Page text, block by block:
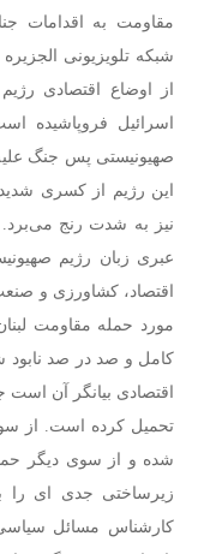
مقاومت به اقدامات
شبکه تلویزیونی
از اوضاع اقتصادی
اسرائیل فروپاشیده
صهیونیستی پس جنگ
این رژیم از کسری
نیز به شدت رنج
عبری زبان رژیم
اقتصاد، کشاورزی و
مورد حمله مقاومت
کامل و صد در صد
اقتصادی بیانگر آن است
تحمیل کرده است. از
شده و از سوی دیگر
زیرساختی جدی ای را
کارشناس مسائل